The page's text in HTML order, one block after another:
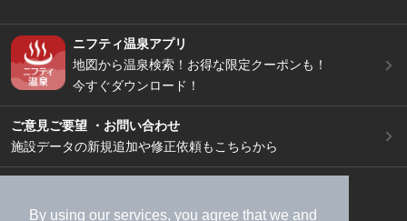
By using our services, you agree that we and
ニフティ温泉アプリ
地図から温泉検索！お得な限定クーポンも！
今すぐダウンロード！
ご意見ご要望 ・お問い合わせ
施設データの新規追加や修正依頼もこちらから
加盟店募集（資料請求）
広告出稿のご案内